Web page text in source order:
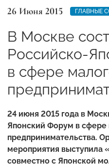
26 Июня 2015 ГЛАВНЫЕ
В Москве
Российско-
в сфере
24 июня 2015 года в
Японский Форум в сфере
предпринимательства.
мероприятия
совместно с Японской